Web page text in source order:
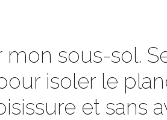
mon sous-sol.
isoler le
et sans